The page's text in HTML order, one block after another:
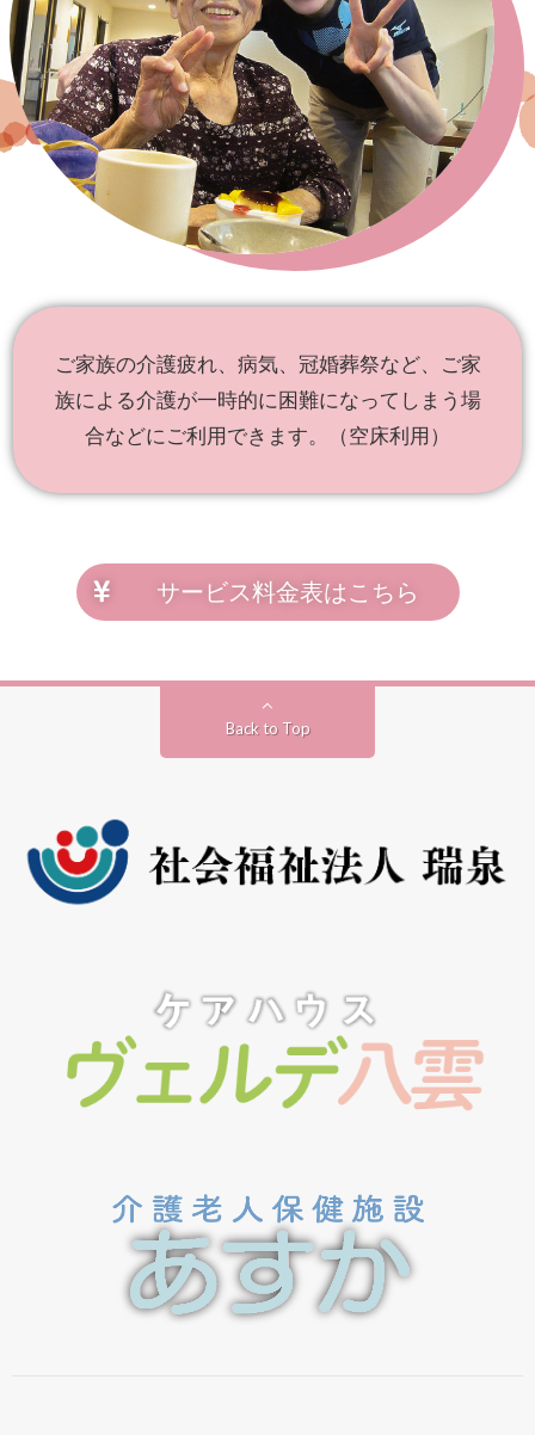
ご家族の介護疲れ、病気、冠婚葬祭など、ご家
族による介護が一時的に困難になってしまう場
合などにご利用できます。（空床利用）
サービス料金表はこちら
Back to Top